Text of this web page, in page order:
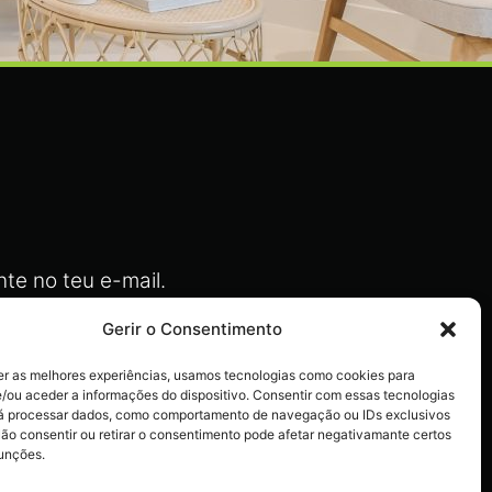
Gerir o Consentimento
as melhores experiências, usamos tecnologias como cookies para
ou aceder a informações do dispositivo. Consentir com essas tecnologias
processar dados, como comportamento de navegação ou IDs exclusivos
consentir ou retirar o consentimento pode afetar negativamante certos
no teu e-mail.